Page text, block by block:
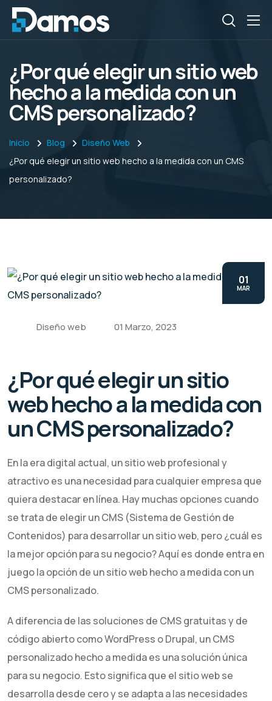
¿Por qué elegir un sitio web
hecho a la medida con un
CMS personalizado?
Inicio Blog
Diseño Web
¿Por qué elegir un sitio web hecho a la medida con un CMS
personalizado?
01
MAR
Diseño web 01 Marzo, 2023
¿Por qué elegir un sitio
web hecho a la medida con
un CMS personalizado?
En la era digital actual, un sitio web profesional y
atractivo es una necesidad para cualquier empresa que
quiera destacar en línea. Hay muchas opciones cuando
se trata de elegir un CMS (Sistema de Gestión de
Contenidos) para desarrollar un sitio web, pero ¿cuál es
la mejor opción para su negocio? Aquí es donde entra en
juego la opción de un sitio web hecho a medida con un
CMS personalizado.
A diferencia de las soluciones de CMS gratuitas y de
código abierto como WordPress o Drupal, un CMS
personalizado hecho a medida es una solución única
para su negocio. Esto significa que el sitio web se
desarrolla desde cero y se adapta a las necesidades